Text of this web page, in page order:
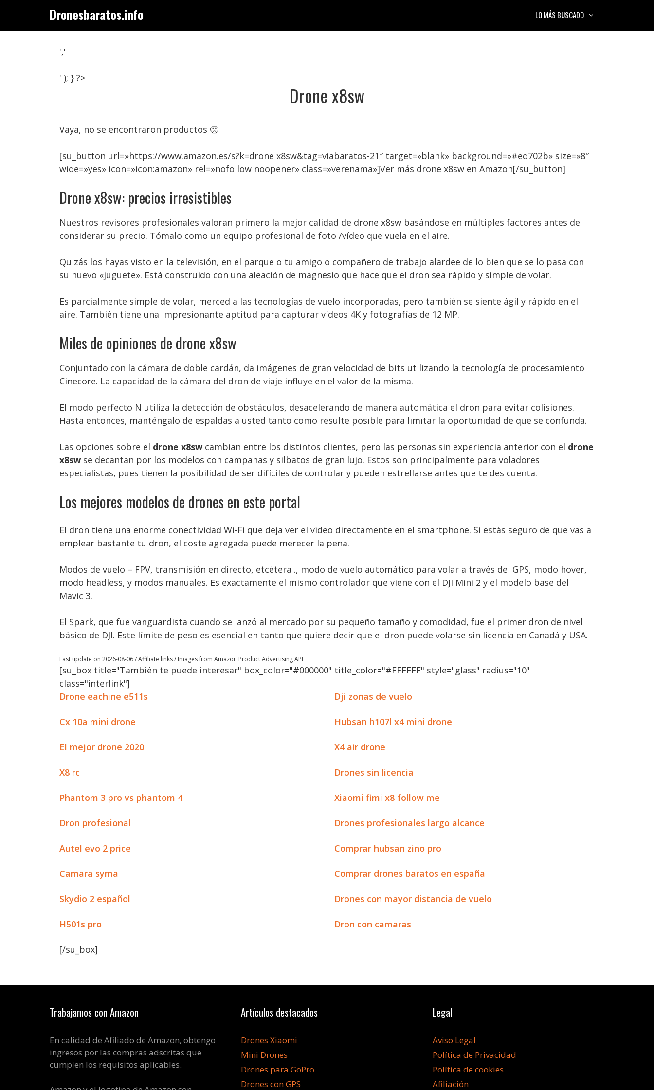
contenido
Dronesbaratos.info LO MÁS BUSCADO
','
' ); } ?>
Drone x8sw
Vaya, no se encontraron productos 🙁
[su_button url=»https://www.amazon.es/s?k=drone x8sw&tag=viabaratos-21″ target=»blank» background=»#ed702b» size=»8″
wide=»yes» icon=»icon:amazon» rel=»nofollow noopener» class=»verenama»]Ver más drone x8sw en Amazon[/su_button]
Drone x8sw: precios irresistibles
Nuestros revisores profesionales valoran primero la mejor calidad de drone x8sw basándose en múltiples factores antes de
considerar su precio. Tómalo como un equipo profesional de foto /vídeo que vuela en el aire.
Quizás los hayas visto en la televisión, en el parque o tu amigo o compañero de trabajo alardee de lo bien que se lo pasa con
su nuevo «juguete». Está construido con una aleación de magnesio que hace que el dron sea rápido y simple de volar.
Es parcialmente simple de volar, merced a las tecnologías de vuelo incorporadas, pero también se siente ágil y rápido en el
aire. También tiene una impresionante aptitud para capturar vídeos 4K y fotografías de 12 MP.
Miles de opiniones de drone x8sw
Conjuntado con la cámara de doble cardán, da imágenes de gran velocidad de bits utilizando la tecnología de procesamiento
Cinecore. La capacidad de la cámara del dron de viaje influye en el valor de la misma.
El modo perfecto N utiliza la detección de obstáculos, desacelerando de manera automática el dron para evitar colisiones.
Hasta entonces, manténgalo de espaldas a usted tanto como resulte posible para limitar la oportunidad de que se confunda.
Las opciones sobre el drone x8sw cambian entre los distintos clientes, pero las personas sin experiencia anterior con el drone
x8sw se decantan por los modelos con campanas y silbatos de gran lujo. Estos son principalmente para voladores
especialistas, pues tienen la posibilidad de ser difíciles de controlar y pueden estrellarse antes que te des cuenta.
Los mejores modelos de drones en este portal
El dron tiene una enorme conectividad Wi-Fi que deja ver el vídeo directamente en el smartphone. Si estás seguro de que vas a
emplear bastante tu dron, el coste agregada puede merecer la pena.
Modos de vuelo – FPV, transmisión en directo, etcétera ., modo de vuelo automático para volar a través del GPS, modo hover,
modo headless, y modos manuales. Es exactamente el mismo controlador que viene con el DJI Mini 2 y el modelo base del
Mavic 3.
El Spark, que fue vanguardista cuando se lanzó al mercado por su pequeño tamaño y comodidad, fue el primer dron de nivel
básico de DJI. Este límite de peso es esencial en tanto que quiere decir que el dron puede volarse sin licencia en Canadá y USA.
Last update on 2026-08-06 / Affiliate links / Images from Amazon Product Advertising API
[su_box title="También te puede interesar" box_color="#000000" title_color="#FFFFFF" style="glass" radius="10"
class="interlink"]
Drone eachine e511s
Dji zonas de vuelo
Cx 10a mini drone Hubsan h107l x4 mini drone
El mejor drone 2020 X4 air drone
X8 rc Drones sin licencia
Phantom 3 pro vs phantom 4 Xiaomi fimi x8 follow me
Dron profesional Drones profesionales largo alcance
Autel evo 2 price Comprar hubsan zino pro
Camara syma Comprar drones baratos en españa
Skydio 2 español Drones con mayor distancia de vuelo
H501s pro Dron con camaras
[/su_box]
Trabajamos con Amazon
En calidad de Afiliado de Amazon, obtengo
ingresos por las compras adscritas que
cumplen los requisitos aplicables.
Artículos destacados
Drones Xiaomi
Mini Drones
Drones para GoPro
Drones con GPS
Legal
Aviso Legal
Política de Privacidad
Política de cookies
Afiliación